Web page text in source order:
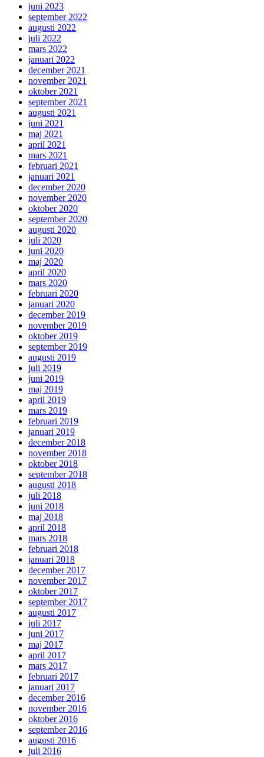
juni 2023
september 2022
augusti 2022
juli 2022
mars 2022
januari 2022
december 2021
november 2021
oktober 2021
september 2021
augusti 2021
juni 2021
maj 2021
april 2021
mars 2021
februari 2021
januari 2021
december 2020
november 2020
oktober 2020
september 2020
augusti 2020
juli 2020
juni 2020
maj 2020
april 2020
mars 2020
februari 2020
januari 2020
december 2019
november 2019
oktober 2019
september 2019
augusti 2019
juli 2019
juni 2019
maj 2019
april 2019
mars 2019
februari 2019
januari 2019
december 2018
november 2018
oktober 2018
september 2018
augusti 2018
juli 2018
juni 2018
maj 2018
april 2018
mars 2018
februari 2018
januari 2018
december 2017
november 2017
oktober 2017
september 2017
augusti 2017
juli 2017
juni 2017
maj 2017
april 2017
mars 2017
februari 2017
januari 2017
december 2016
november 2016
oktober 2016
september 2016
augusti 2016
juli 2016